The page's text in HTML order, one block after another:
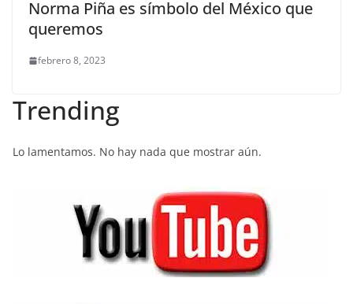
Norma Piña es símbolo del México que
queremos
febrero 8, 2023
Trending
Lo lamentamos. No hay nada que mostrar aún.